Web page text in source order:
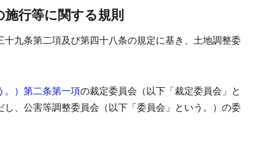
行等に関する規則
九条第二項及び第四十八条の規定に基き、土地調整委
。）第二条第一項の裁定委員会（以下「裁定委員会」と
し、公害等調整委員会（以下「委員会」という。）の委